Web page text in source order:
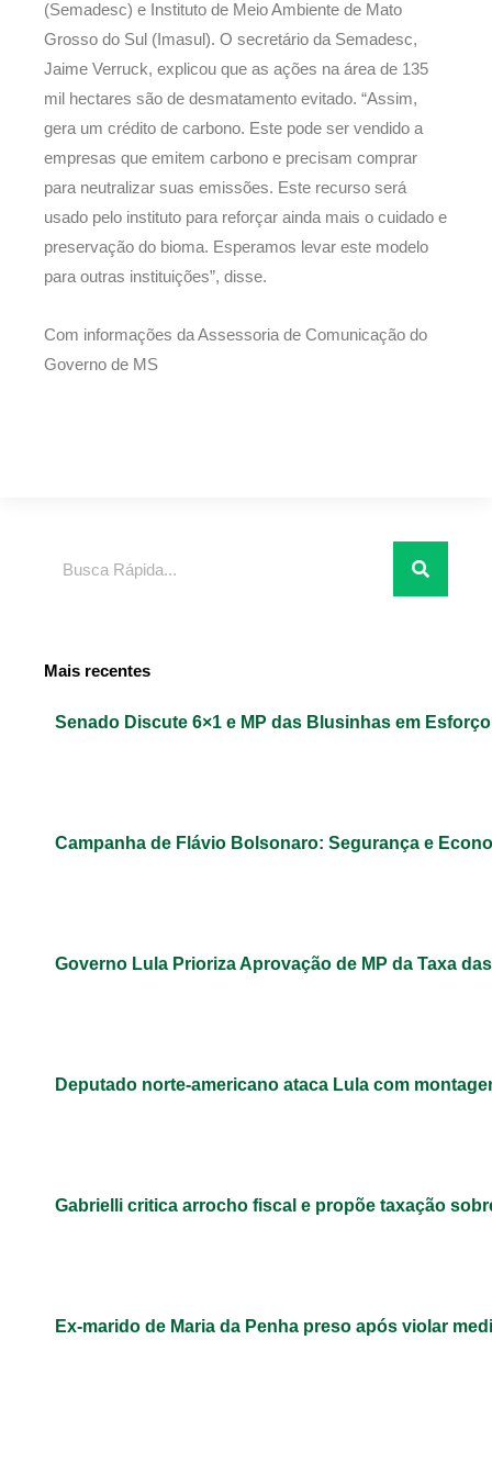
(Semadesc) e Instituto de Meio Ambiente de Mato
Grosso do Sul (Imasul). O secretário da Semadesc,
Jaime Verruck, explicou que as ações na área de 135
mil hectares são de desmatamento evitado. “Assim,
gera um crédito de carbono. Este pode ser vendido a
empresas que emitem carbono e precisam comprar
para neutralizar suas emissões. Este recurso será
usado pelo instituto para reforçar ainda mais o cuidado e
preservação do bioma. Esperamos levar este modelo
para outras instituições”, disse.
Com informações da Assessoria de Comunicação do
Governo de MS
Mais recentes
Senado Discute 6×1 e MP das Blusinhas em
Campanha de Flávio Bolsonaro: Segurança e
Governo Lula Prioriza Aprovação de MP da Taxa
Deputado norte-americano ataca Lula com
Gabrielli critica arrocho fiscal e propõe taxação
Ex-marido de Maria da Penha preso após violar